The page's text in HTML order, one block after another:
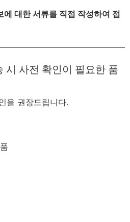
대한 서류를 직접 작성하여 접
시 사전 확인이 필요한 품
을 권장드립니다.